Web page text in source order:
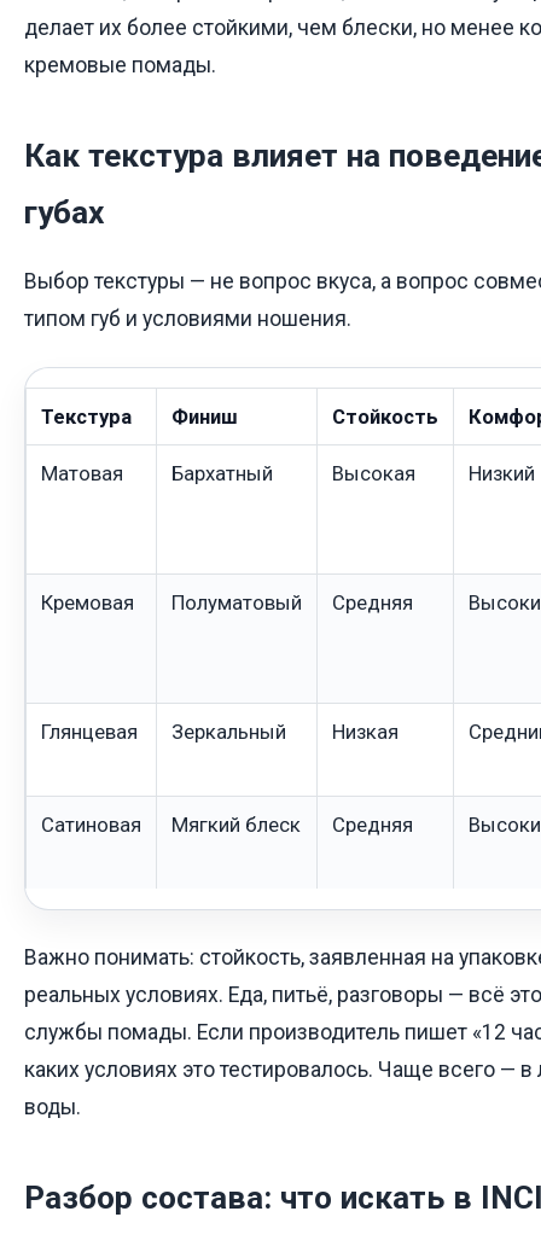
делает их более стойкими, чем блески, но менее
кремовые помады.
Как текстура влияет на
губах
Выбор текстуры — не вопрос вкуса, а вопрос
типом губ и условиями ношения.
Текстура Финиш Стойкость
Матовая Бархатный Высокая Низкий
Кремовая Полуматовый Средняя
Глянцевая Зеркальный Низкая
Сатиновая Мягкий блеск Средняя
Важно понимать: стойкость, заявленная на
реальных условиях. Еда, питьё, разговоры — всё
службы помады. Если производитель пишет «12
каких условиях это тестировалось. Чаще всего —
воды.
Разбор состава: что искать в